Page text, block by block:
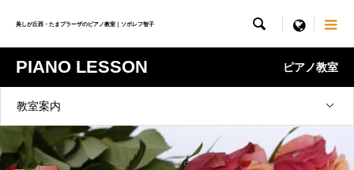
美しが丘西・たまプラーザのピアノ教室｜ソボレフ智子  menu
PIANO LESSON ピアノ教室
教室案内